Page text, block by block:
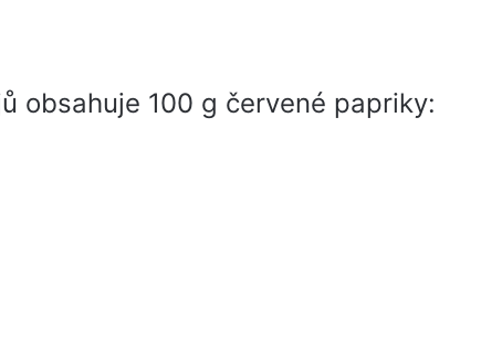
obsahuje 100 g červené papriky: